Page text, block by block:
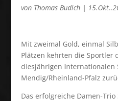
von Thomas Budich|
Mit zweimal Gold, einmal
Plätzen kehrten die Sportler
diesjährigen Internationalen
Mendig/Rheinland-Pfalz
Das erfolgreiche Damen-